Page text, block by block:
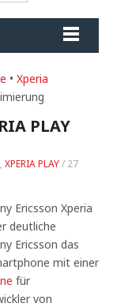
• Xperia
PLAY
, XPERIA PLAY/ 27
Ericsson Xperia
deutliche
Ericsson das
mit einer
für
von